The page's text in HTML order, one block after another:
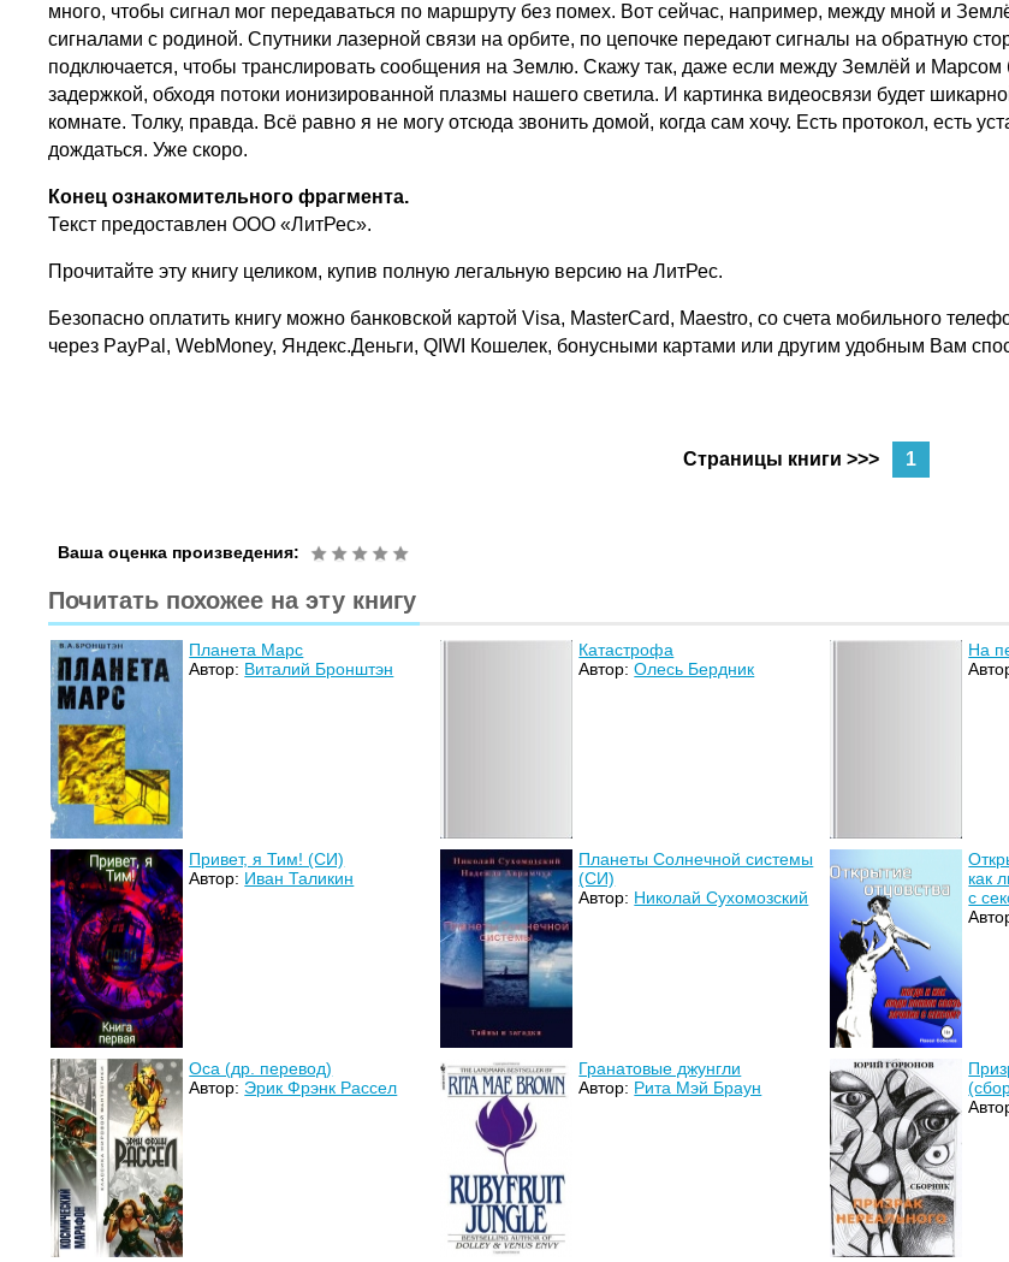
много, чтобы сигнал мог передаваться по маршруту без помех. Вот сейчас, например, между мной и
сигналами с родиной. Спутники лазерной связи на орбите, по цепочке передают сигналы на обратную
подключается, чтобы транслировать сообщения на Землю. Скажу так, даже если между Землёй и Марсом
задержкой, обходя потоки ионизированной плазмы нашего светила. И картинка видеосвязи будет
комнате. Толку, правда. Всё равно я не могу отсюда звонить домой, когда сам хочу. Есть протокол, есть
дождаться. Уже скоро.
Конец ознакомительного фрагмента.
Текст предоставлен ООО «ЛитРес».
Прочитайте эту книгу целиком, купив полную легальную версию на ЛитРес.
Безопасно оплатить книгу можно банковской картой Visa, MasterCard, Maestro, со счета мобильного
через PayPal, WebMoney, Яндекс.Деньги, QIWI Кошелек, бонусными картами или другим удобным Вам
Страницы книги >>> 1
Ваша оценка произведения:
Почитать похожее на эту книгу
Планета Марс
Автор: Виталий Бронштэн
Катастрофа
Автор:Олесь Бердник
На
Привет, я Тим! (СИ)
Автор: Иван Таликин
Планеты Солнечной системы
(СИ)
Автор: Николай Сухомозский
как
с
Оса (др. перевод)
Автор: Эрик Фрэнк Рассел
Гранатовые джунгли
Автор: Рита Мэй Браун